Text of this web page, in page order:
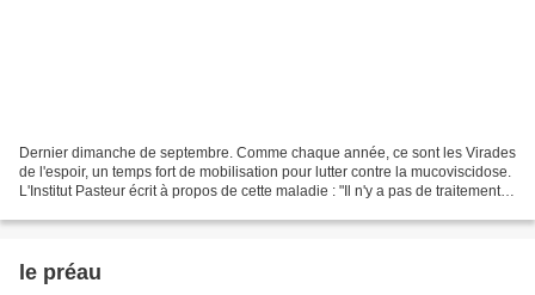
Dernier dimanche de septembre. Comme chaque année, ce sont les Virades
de l'espoir, un temps fort de mobilisation pour lutter contre la mucoviscidose.
L'Institut Pasteur écrit à propos de cette maladie : "Il n'y a pas de traitement
le préau